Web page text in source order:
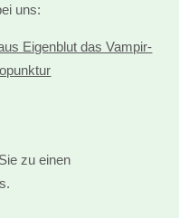
uns:
Eigenblut das Vampir-
zu einen